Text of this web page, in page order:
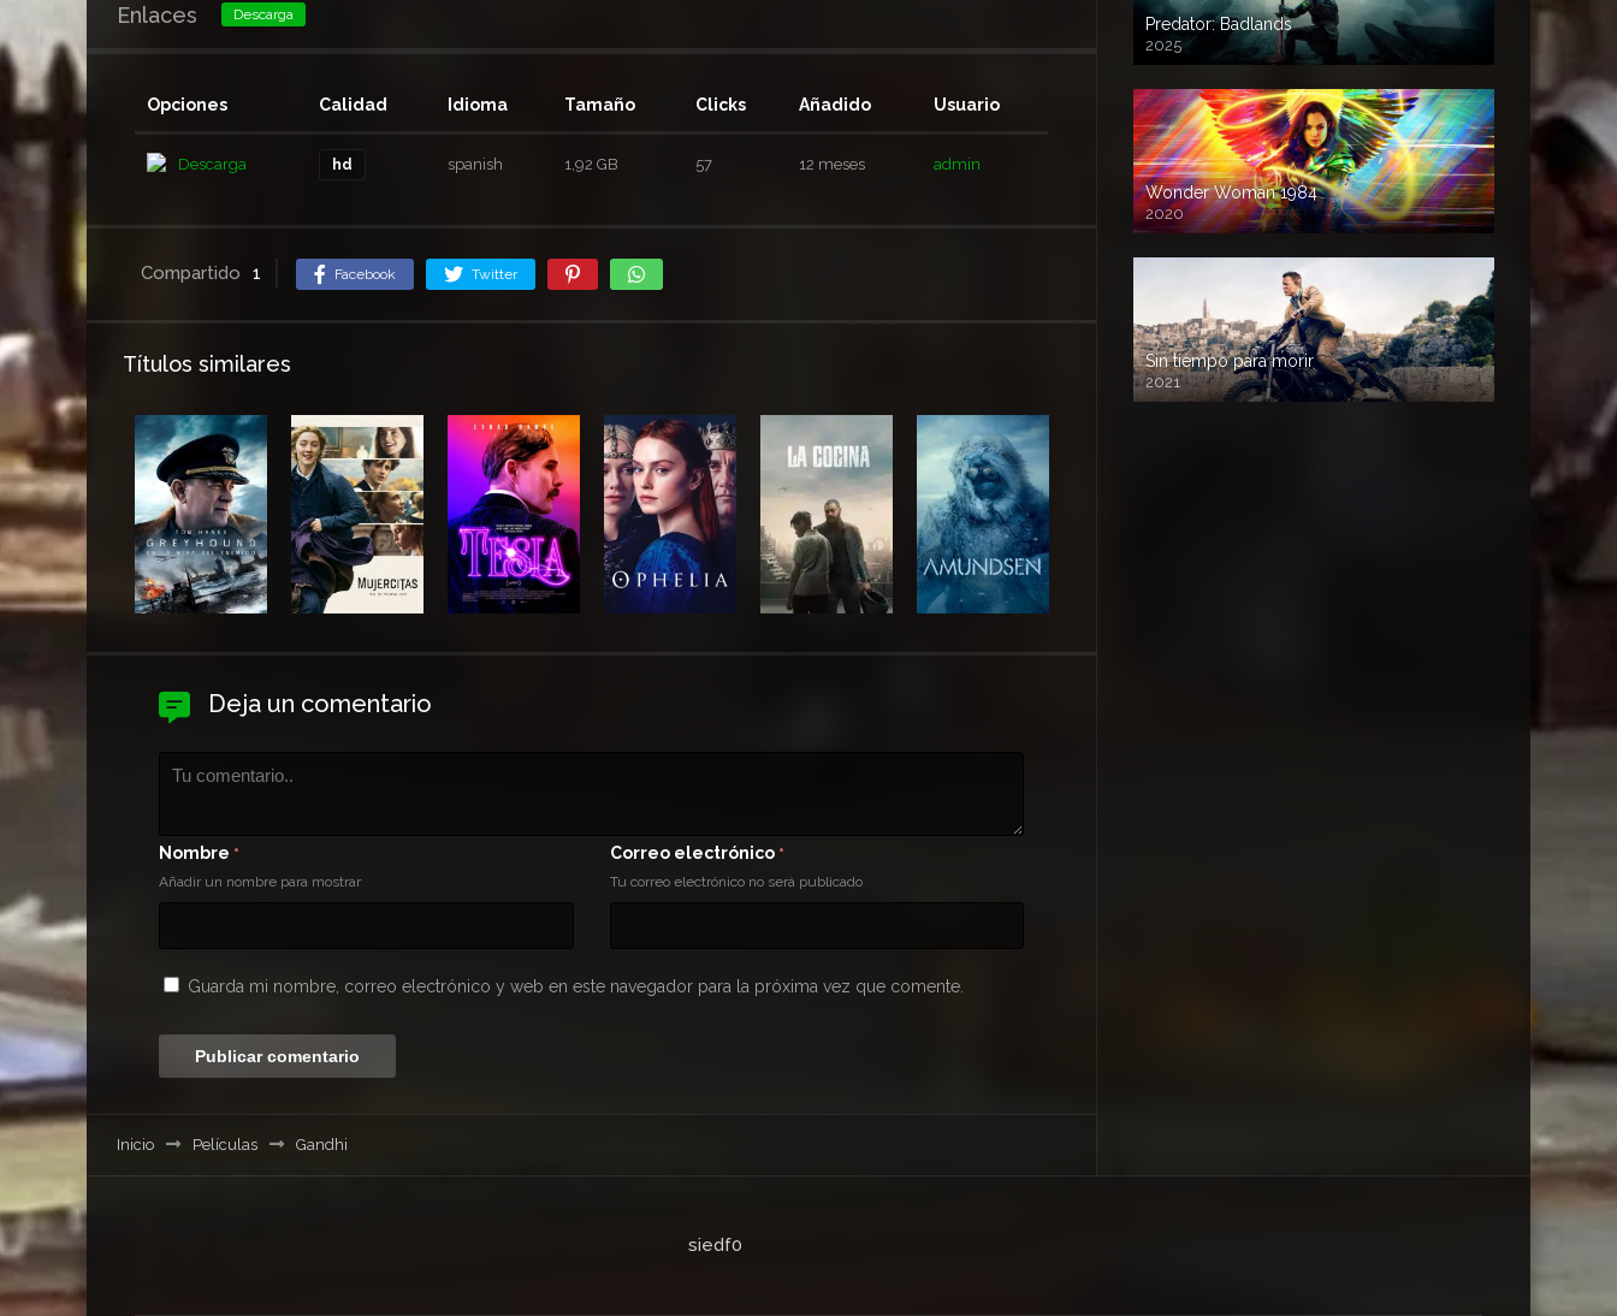
Enlaces Descarga
Opciones Calidad Idioma Tamaño Clicks Añadido Usuario
Descarga hd spanish 1,92 GB 57 12 meses admin
Compartido 1 Facebook Twitter
Títulos similares
Deja un comentario
Nombre *
Añadir un nombre para mostrar
Correo electrónico *
Tu correo electrónico no será publicado
Guarda mi nombre, correo electrónico y web en este navegador para la próxima vez que comente.
Inicio Películas Gandhi
Predator: Badlands
2025
Wonder Woman 1984
2020
Sin tiempo para morir
2021
siedf0